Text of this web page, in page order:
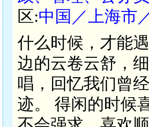
区:中国／上海市
什么时候，才能
边的云卷云舒，
唱，回忆我们曾
迹。 得闲的时候